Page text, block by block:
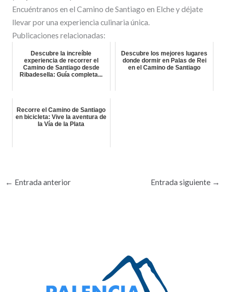
Encuéntranos en el Camino de Santiago en Elche y déjate
llevar por una experiencia culinaria única.
Publicaciones relacionadas:
Descubre la increíble
experiencia de recorrer el
Camino de Santiago desde
Ribadesella: Guía completa...
Descubre los mejores lugares
donde dormir en Palas de Rei
en el Camino de Santiago
Recorre el Camino de Santiago
en bicicleta: Vive la aventura de
la Vía de la Plata
← Entrada anterior Entrada siguiente →